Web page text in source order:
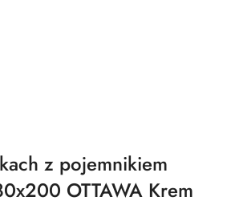
z pojemnikiem
OTTAWA Krem